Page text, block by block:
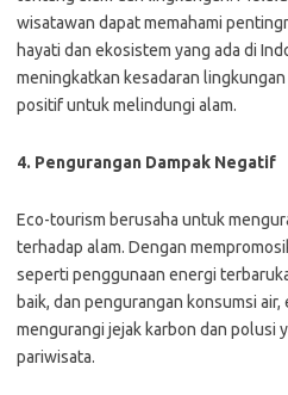
wisatawan dapat memahami
hayati dan ekosistem yang ada di
meningkatkan kesadaran
positif untuk melindungi alam.
4. Pengurangan Dampak Negatif
Eco-tourism berusaha untuk
terhadap alam. Dengan
seperti penggunaan energi
baik, dan pengurangan konsumsi
mengurangi jejak karbon dan polusi
pariwisata.